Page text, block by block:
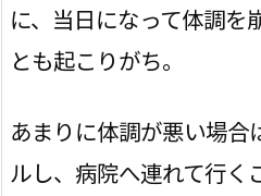
に、当日になって体調を
とも起こりがち。
あまりに体調が悪い場合
ルし、病院へ連れて行く